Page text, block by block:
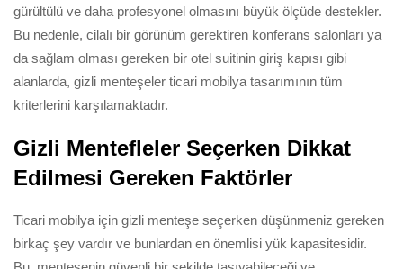
gürültülü ve daha profesyonel olmasını büyük ölçüde destekler.
Bu nedenle, cilalı bir görünüm gerektiren konferans salonları ya
da sağlam olması gereken bir otel suitinin giriş kapısı gibi
alanlarda, gizli menteşeler ticari mobilya tasarımının tüm
kriterlerini karşılamaktadır.
Gizli Mentefleler Seçerken Dikkat
Edilmesi Gereken Faktörler
Ticari mobilya için gizli menteşe seçerken düşünmeniz gereken
birkaç şey vardır ve bunlardan en önemlisi yük kapasitesidir.